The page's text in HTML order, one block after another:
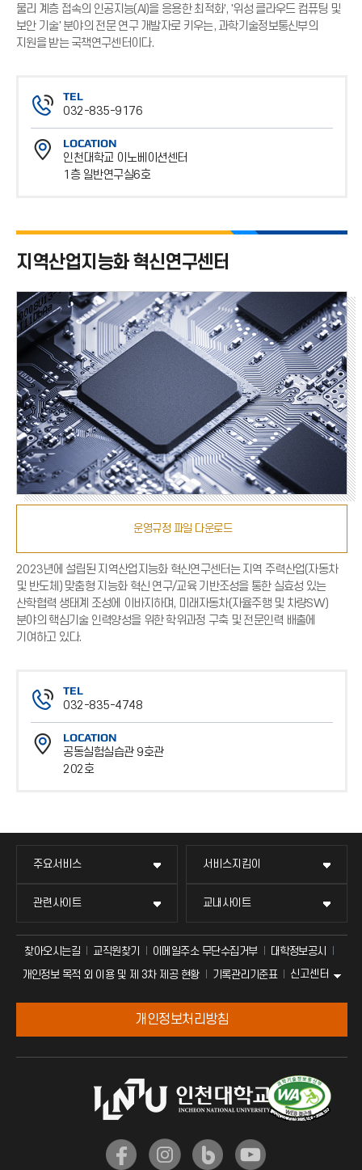
물리 계층 접속의 인공지능(AI)을 응용한 최적화', '위성 클라우드 컴퓨팅 및
보안 기술' 분야의 전문 연구 개발자로 키우는, 과학기술정보통신부의
지원을 받는 국책연구센터이다.
TEL
032-835-9176
전
화
번
호
LOCATION
인천대학교 이노베이션센터
1층 일반연구실6호
운영규정 파일 다운로드
지역산업지능화 혁신연구센터
2023년에 설립된 지역산업지능화 혁신연구센터는 지역 주력산업(자동차
및 반도체) 맞춤형 지능화 혁신 연구/교육 기반조성을 통한 실효성 있는
산학협력 생태계 조성에 이바지하며, 미래자동차(자율주행 및 차량SW)
분야의 핵심기술 인력양성을 위한 학위과정 구축 및 전문인력 배출에
기여하고 있다.
TEL
032-835-4748
전
화
번
호
LOCATION
공동실험실습관 9호관
202호
주요서비스 서비스지킴이
관련사이트 교내사이트
찾아오시는길 교직원찾기 이메일주소 무단수집거부
대학정보공시
개인정보 목적 외 이용 및 제 3차 제공 현황
기록관리기준표 신고센터
개인정보처리방침